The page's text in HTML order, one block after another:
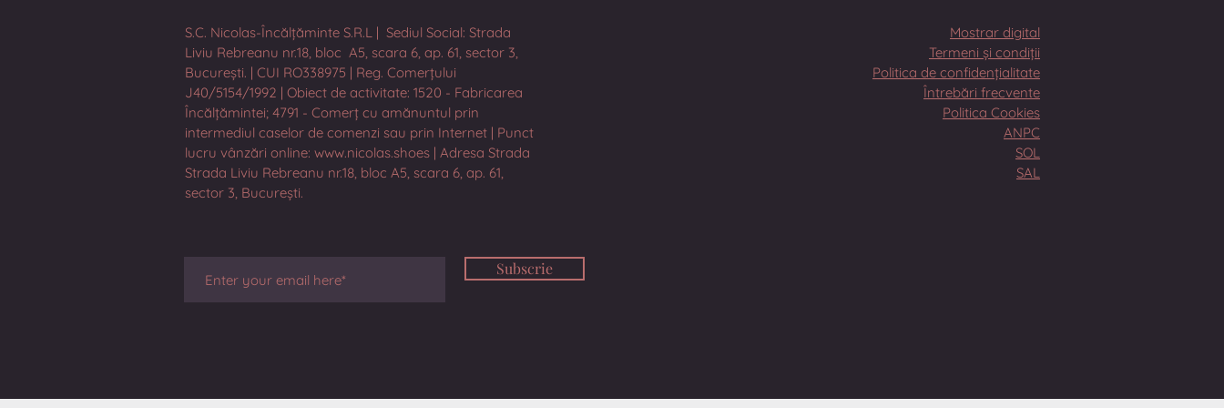
S.C. Nicolas-Încălțăminte S.R.L | Sediul Social: Strada
Liviu Rebreanu nr.18, bloc A5, scara 6, ap. 61, sector 3,
București. | CUI RO338975 | Reg. Comerțului
J40/5154/1992 | Obiect de activitate: 1520 - Fabricarea
Încălțămintei; 4791 - Comerț cu amănuntul prin
intermediul caselor de comenzi sau prin Internet | Punct
lucru vânzări online: www.nicolas.shoes | Adresa Strada
Strada Liviu Rebreanu nr.18, bloc A5, scara 6, ap. 61,
sector 3, București.
Mostrar digital
Termeni și condiții
Politica de confidențialitate
Întrebări frecvente
Politica Cookies
ANPC
SOL
SAL
Subscrie